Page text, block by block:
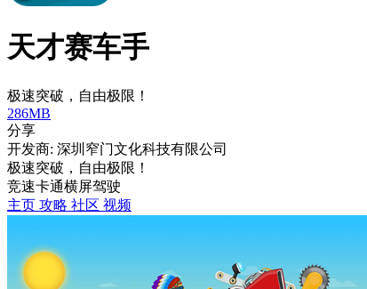
天才赛车手
极速突破，自由极限！
286MB
分享
开发商: 深圳窄门文化科技有限公司
极速突破，自由极限！
竞速卡通横屏驾驶
主页 攻略 社区 视频